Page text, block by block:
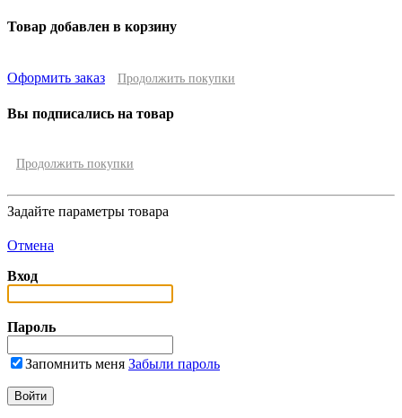
Товар добавлен в корзину
Оформить заказ Продолжить покупки
Вы подписались на товар
Продолжить покупки
Задайте параметры товара
Отмена
Вход
Пароль
Запомнить меня Забыли пароль